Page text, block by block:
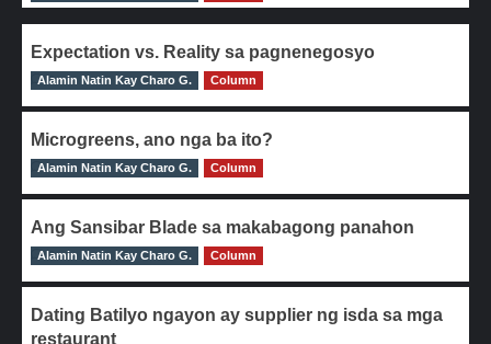
Expectation vs. Reality sa pagnenegosyo
0
Alamin Natin Kay Charo G. Column
Microgreens, ano nga ba ito?
0
Alamin Natin Kay Charo G. Column
Ang Sansibar Blade sa makabagong panahon
0
Alamin Natin Kay Charo G. Column
Dating Batilyo ngayon ay supplier ng isda sa mga
restaurant